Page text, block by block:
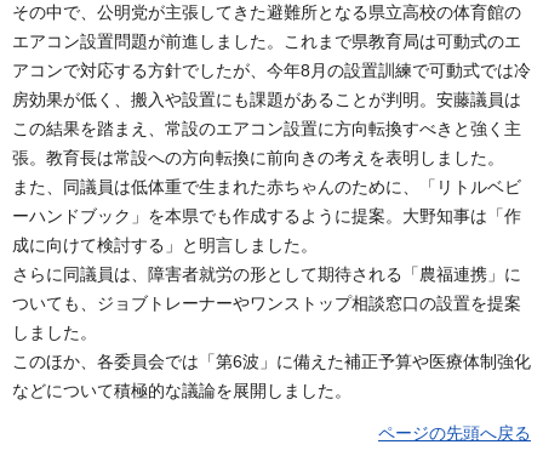
その中で、公明党が主張してきた避難所となる県立高校の体育館の
エアコン設置問題が前進しました。これまで県教育局は可動式のエ
アコンで対応する方針でしたが、今年8月の設置訓練で可動式では冷
房効果が低く、搬入や設置にも課題があることが判明。安藤議員は
この結果を踏まえ、常設のエアコン設置に方向転換すべきと強く主
張。教育長は常設への方向転換に前向きの考えを表明しました。
また、同議員は低体重で生まれた赤ちゃんのために、「リトルベビ
ーハンドブック」を本県でも作成するように提案。大野知事は「作
成に向けて検討する」と明言しました。
さらに同議員は、障害者就労の形として期待される「農福連携」に
ついても、ジョブトレーナーやワンストップ相談窓口の設置を提案
しました。
このほか、各委員会では「第6波」に備えた補正予算や医療体制強化
などについて積極的な議論を展開しました。
ページの先頭へ戻る